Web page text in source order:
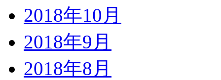
2018年10月
2018年9月
2018年8月